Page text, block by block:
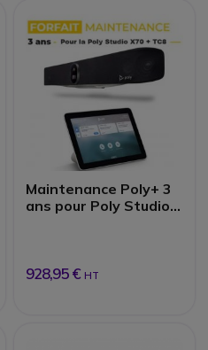
Maintenance Poly+ 3
ans pour Poly Studio
928,95 € HT